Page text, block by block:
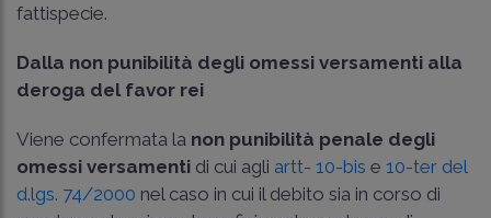
fattispecie.
Dalla non punibilità degli omessi versamenti alla
deroga del favor rei
Viene confermata la non punibilità penale degli
omessi versamenti di cui agli artt- 10-bis e 10-ter del
d.lgs. 74/2000 nel caso in cui il debito sia in corso di